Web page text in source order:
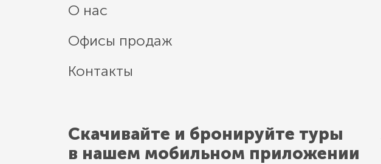
О нас
Офисы продаж
Контакты
Скачивайте и бронируйте туры
в нашем мобильном приложении